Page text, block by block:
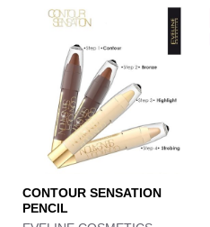
CONTOUR SENSATION
PENCIL